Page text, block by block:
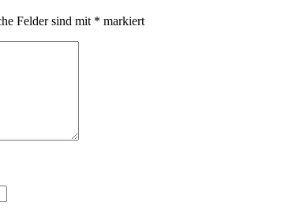
Felder sind mit * markiert